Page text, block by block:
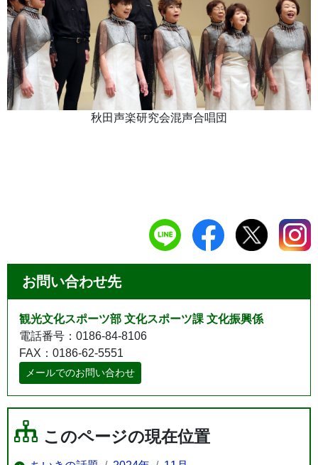
秋田声楽研究会混声合唱団
お問い合わせ先
観光文化スポーツ部 文化スポーツ課 文化振興係
電話番号：0186-84-8106
FAX：0186-62-5551
メールでのお問い合わせ
このページの現在位置